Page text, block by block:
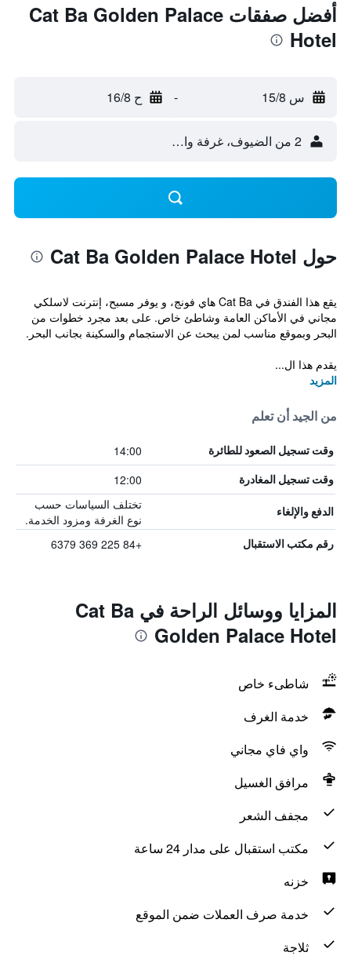
أفضل صفقات Cat Ba Golden Palace
Hotel
س 15/8 - ح 16/8
2 من الضيوف، غرفة واحدة
حول Cat Ba Golden Palace Hotel
يقع هذا الفندق في Cat Ba هاي فونج، و يوفر مسبح، إنترنت لاسلكي
مجاني في الأماكن العامة وشاطئ خاص. على بعد مجرد خطوات من
البحر وبموقع مناسب لمن يبحث عن الاستجمام والسكينة بجانب البحر.
يقدم هذا ال...
المزيد
من الجيد أن تعلم
وقت تسجيل الصعود للطائرة 14:00
وقت تسجيل المغادرة 12:00
الدفع والإلغاء
تختلف السياسات حسب
نوع الغرفة ومزود الخدمة.
رقم مكتب الاستقبال +84 225 369 6379
المزايا ووسائل الراحة في Cat Ba
Golden Palace Hotel
شاطىء خاص
خدمة الغرف
واي فاي مجاني
مرافق الغسيل
مجفف الشعر
مكتب استقبال على مدار 24 ساعة
خزنه
خدمة صرف العملات ضمن الموقع
ثلاجة